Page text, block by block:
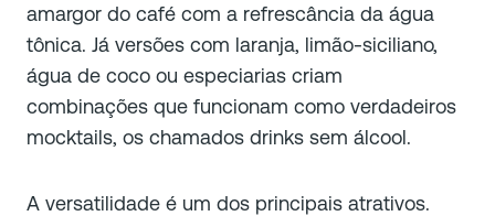
amargor do café com a refrescância da água
tônica. Já versões com laranja, limão-siciliano,
água de coco ou especiarias criam
combinações que funcionam como verdadeiros
mocktails, os chamados drinks sem álcool.
A versatilidade é um dos principais atrativos.